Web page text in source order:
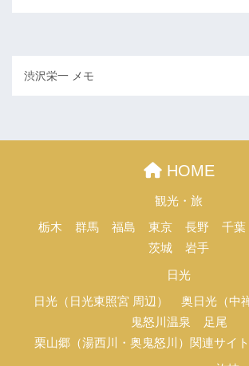
渋沢栄一 メモ
HOME
観光・旅
栃木 群馬 福島 東京 長野 千葉
茨城
岩手
日光
日光（日光東照宮 周辺）
奥日光（中
鬼怒川温泉
足尾
栗山郷（湯西川・奥鬼怒川）関連サイト